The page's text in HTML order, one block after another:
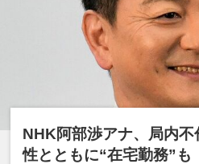
NHK阿部渉アナ、局内
性とともに“在宅勤務”も